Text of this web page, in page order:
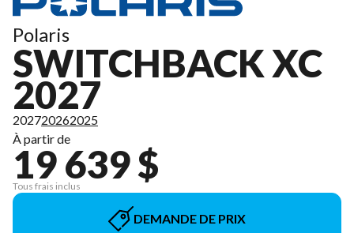
Polaris
SWITCHBACK XC
2027
202720262025
À partir de
19 639 $
Tous frais inclus
DEMANDE DE PRIX